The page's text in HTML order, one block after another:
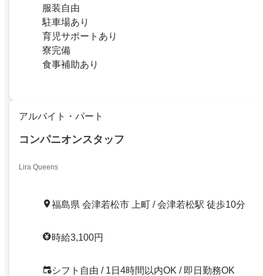
服装自由
駐車場あり
育児サポートあり
寮完備
食事補助あり
アルバイト・パート
コンパニオンスタッフ
Lira Queens
福島県 会津若松市 上町 / 会津若松駅 徒歩10分
時給3,100円
シフト自由 / 1日4時間以内OK / 即日勤務OK